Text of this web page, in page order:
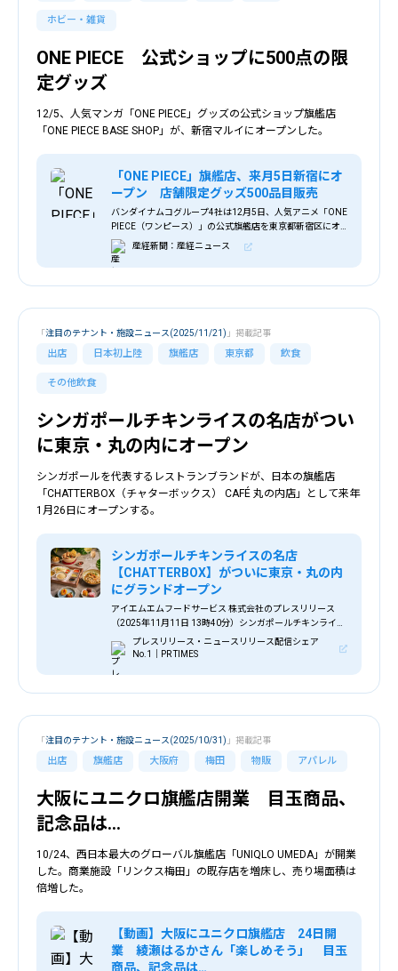
ホビー・雑貨
ONE PIECE 公式ショップに500点の限
定グッズ
12/5、人気マンガ「ONE PIECE」グッズの公式ショップ旗艦店
「ONE PIECE BASE SHOP」が、新宿マルイにオープンした。
「ONE PIECE」旗艦店、来月5日新宿にオ
ープン 店舗限定グッズ500品目販売
バンダイナムコグループ4社は12月5日、人気アニメ「ONE
PIECE（ワンピース）」の公式旗艦店を東京都新宿区にオ
ープンする。世界的人気を誇る作品だけに、イ…
産経新聞：産経ニュース
出店 日本初上陸 旗艦店 東京都 飲食
その他飲食
「注目のテナント・施設ニュース(2025/11/21) 」掲載記事
シンガポールチキンライスの名店がつい
に東京・丸の内にオープン
シンガポールを代表するレストランブランドが、日本の旗艦店
「CHATTERBOX（チャターボックス） CAFÉ 丸の内店」として来年
1月26日にオープンする。
シンガポールチキンライスの名店
【CHATTERBOX】がついに東京・丸の内
にグランドオープン
アイエムエムフードサービス 株式会社のプレスリリース
（2025年11月11日 13時40分）シンガポールチキンライス
の名店【CHATTERBOX】がついに東京・丸の内にグランド
オープン
プレスリリース・ニュースリリース配信シェア
No.1｜PR TIMES
出店 旗艦店 大阪府 梅田 物販 アパレル
「注目のテナント・施設ニュース(2025/10/31) 」掲載記事
大阪にユニクロ旗艦店開業 目玉商品、
記念品は…
10/24、西日本最大のグローバル旗艦店「UNIQLO UMEDA」が開業
した。商業施設「リンクス梅田」の既存店を増床し、売り場面積は
倍増した。
【動画】大阪にユニクロ旗艦店 24日開
業 綾瀬はるかさん「楽しめそう」 目玉
商品、記念品は…